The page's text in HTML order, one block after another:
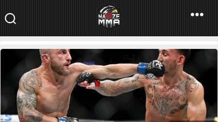
NaszeMMA
NaszeMMA.pl»Aktualności»Świat»UFC»„To nie ma sensu” –
Alexander Volkanowski o trylogii z Maxem Hollowayem